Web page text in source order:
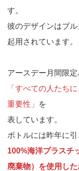
す。
彼のデザインはブ
起用されています。
アースデー月間限定
「すべての人たち
重要性」
を
表しています。
ボトルには昨年に引
100%海洋プラスチ
廃棄物）を使用し